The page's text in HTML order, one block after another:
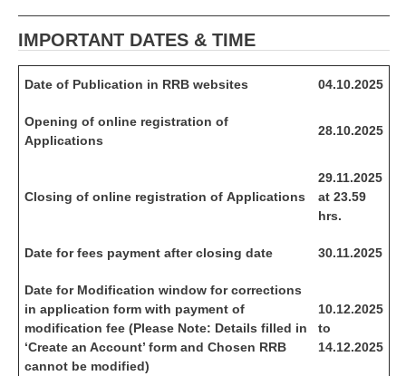
IMPORTANT DATES & TIME
Date of Publication in RRB websites 04.10.2025
Opening of online registration of
Applications
28.10.2025
Closing of online registration of Applications
29.11.2025
at 23.59
hrs.
Date for fees payment after closing date 30.11.2025
Date for Modification window for corrections
in application form with payment of
modification fee (Please Note: Details filled in
‘Create an Account’ form and Chosen RRB
cannot be modified)
10.12.2025
to
14.12.2025